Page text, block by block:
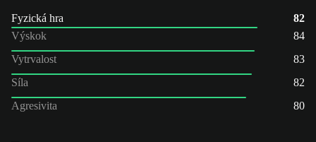
Fyzická hra
82
Výskok
84
Vytrvalost
83
Síla
82
Agresivita
80